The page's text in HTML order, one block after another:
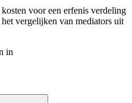
voor een erfenis verdeling
vergelijken van mediators uit
in